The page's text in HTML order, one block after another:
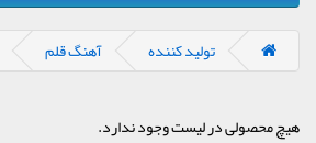
تولید کننده آهنگ قلم
هیچ محصولی در لیست وجود ندارد.